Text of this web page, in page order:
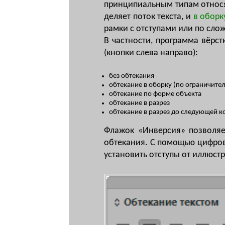
прин­ци­пи­аль­ным ти­пам
де­ля­ет по­ток текс­та, и в
рам­ки с от­сту­па­ми или по
В част­нос­ти, про­грам­ма
(кноп­ки сле­ва на­пра­во):
без обтекания
обтекание в оборку (по
обтекание по форме объекта
обтекание в разрез
обтекание в разрез до следующей
Фла­жок «Ин­вер­сия»
об­те­ка­ния. С по­мощью
ус­та­но­вить от­сту­пы от